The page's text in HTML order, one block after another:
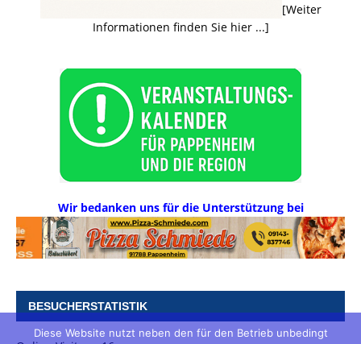
[Weiter
Informationen finden Sie hier ...]
Wir bedanken uns für die Unterstützung bei
BESUCHERSTATISTIK
Diese Website nutzt neben den für den Betrieb unbedingt